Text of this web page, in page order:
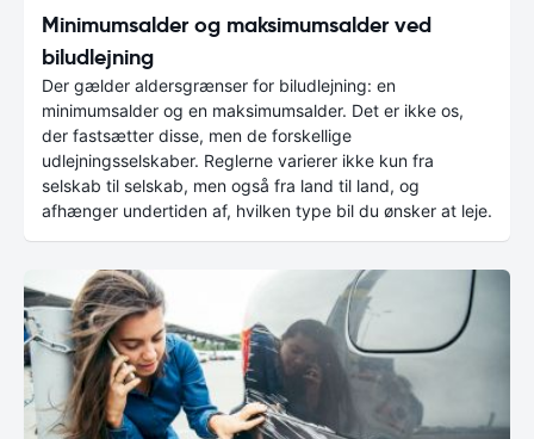
Minimumsalder og maksimumsalder ved
biludlejning
Der gælder aldersgrænser for biludlejning: en
minimumsalder og en maksimumsalder. Det er ikke os,
der fastsætter disse, men de forskellige
udlejningsselskaber. Reglerne varierer ikke kun fra
selskab til selskab, men også fra land til land, og
afhænger undertiden af, hvilken type bil du ønsker at leje.